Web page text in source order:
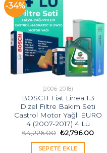
-34%
(2006-2018)
BOSCH Fiat Linea 1.3
Dizel Filtre Bakım Seti
Castrol Motor Yağlı EURO
4 (2007-2017) 4 Lü
₺4,226.00 Orijinal
fiyat:
₺4,226.00.
₺2,796.00Şu
SEPETE EKLE